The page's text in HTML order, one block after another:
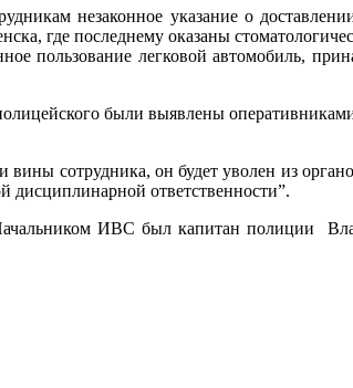
незаконное указание о
где последнему оказаны
пользование легковой автомобиль,
были выявлены
сотрудника, он будет уволен из
дисциплинарной ответственности”.
ИВС был капитан полиции